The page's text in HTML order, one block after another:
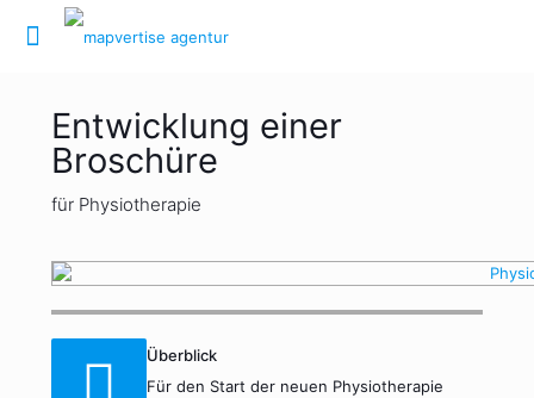
Entwicklung einer
Broschüre
für Physiotherapie
Überblick
Für den Start der neuen Physiotherapie